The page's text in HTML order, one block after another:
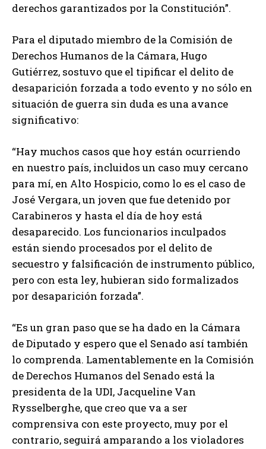
derechos garantizados por la Constitución”.
Para el diputado miembro de la Comisión de
Derechos Humanos de la Cámara, Hugo
Gutiérrez, sostuvo que el tipificar el delito de
desaparición forzada a todo evento y no sólo en
situación de guerra sin duda es una avance
significativo:
“Hay muchos casos que hoy están ocurriendo
en nuestro país, incluidos un caso muy cercano
para mí, en Alto Hospicio, como lo es el caso de
José Vergara, un joven que fue detenido por
Carabineros y hasta el día de hoy está
desaparecido. Los funcionarios inculpados
están siendo procesados por el delito de
secuestro y falsificación de instrumento público,
pero con esta ley, hubieran sido formalizados
por desaparición forzada”.
“Es un gran paso que se ha dado en la Cámara
de Diputado y espero que el Senado así también
lo comprenda. Lamentablemente en la Comisión
de Derechos Humanos del Senado está la
presidenta de la UDI, Jacqueline Van
Rysselberghe, que creo que va a ser
comprensiva con este proyecto, muy por el
contrario, seguirá amparando a los violadores